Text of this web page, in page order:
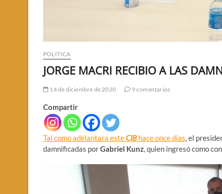
POLÍTICA
JORGE MACRI RECIBIO A LAS
14 de diciembre de 2020 9 comentarios
Compartir
Tal como adelantara esteCIB hace once días , el
damnificadas porGabriel Kunz , quien ingresó como